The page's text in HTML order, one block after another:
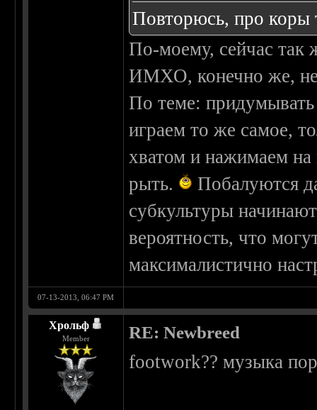
Повторюсь, про коры
По-моему, сейчас так
ИМХО, конечно же, не
По теме:
играем то же самое,
хватом и нажимаем
рыть.
Побалуются
субкультуры
вероятность, что
максималистично
07-13-2013, 06:47 PM
Хрольф
Member RE: Newbreed
footwork?? музыка